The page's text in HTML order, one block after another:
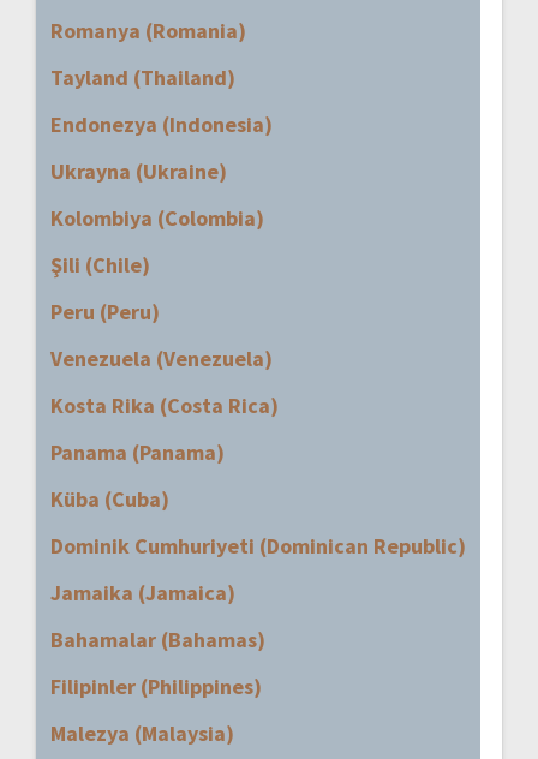
Romanya (Romania)
Tayland (Thailand)
Endonezya (Indonesia)
Ukrayna (Ukraine)
Kolombiya (Colombia)
Şili (Chile)
Peru (Peru)
Venezuela (Venezuela)
Kosta Rika (Costa Rica)
Panama (Panama)
Küba (Cuba)
Dominik Cumhuriyeti (Dominican Republic)
Jamaika (Jamaica)
Bahamalar (Bahamas)
Filipinler (Philippines)
Malezya (Malaysia)